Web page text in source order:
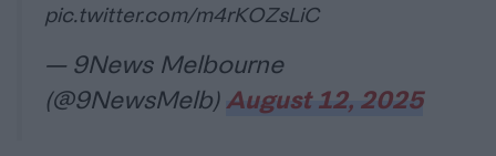
pic.twitter.com/m4rKOZsLiC
— 9News Melbourne
(@9NewsMelb)August 12, 2025